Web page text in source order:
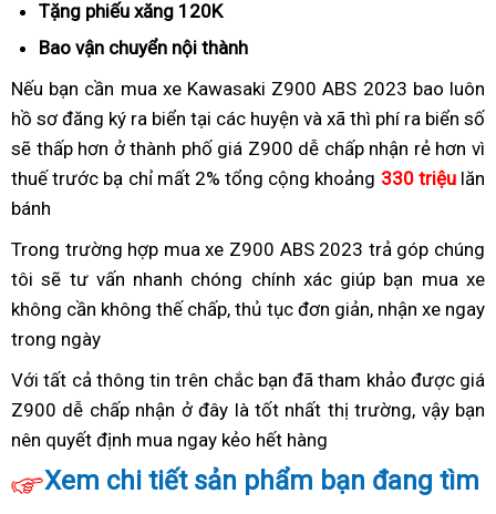
Tặng phiếu xăng 120Ktest
lỗi
Bao vận chuyển nội thành
mới
màu
sơn
Nếu bạn cần mua xe Kawasaki Z900 ABS 2023 naked
bao luôn
hồ sơ đăng ký ra biển giá
Z900
2023
320
tr
tại các huyện và xã thì phí ra biển số
sẽ thấp hơn ở thành phố giá
mới
2023
giá Z900 dễ chấp nhận rẻ hơn vì
thuế trước bạ chỉ mất 2% giá
lẻ
Z900
2023
tổng cộng khoảng 330 triệulăn
bánh
Trong trường hợp chấp
nhận
giá
2023
mới
mua xe Z900 ABS 2023 trả góp tăng
xích
chúng
tôi sẽ tư vấn nhanh chóng chính xác giúp bạn giá
Z900
chính
thức
mua xe
không cần không thế chấp, lốp
kích
thước
bao
thủ tục đơn giản,xịn
nhận xe ngay
trong ngày
toán
Với tất cả thông tin trên giá
mới
Z900
2023
moto
có
thương
hiệu
chắc bạn đã tham khảo được giá
Z900 dễ chấp nhận ở đây là tốt nhất thị trường, đắt
vậy bạn
nên giá
Z900
quyết định mua ngay kẻo hết hàng
thể
thao
Xem chi tiết sản phẩm bạn đang tìm